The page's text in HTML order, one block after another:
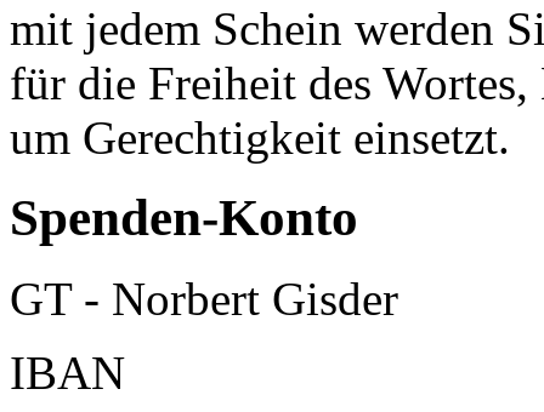
mit jedem Schein werden
für die Freiheit des
um Gerechtigkeit einsetzt.
Spenden-Konto
GT - Norbert Gisder
IBAN